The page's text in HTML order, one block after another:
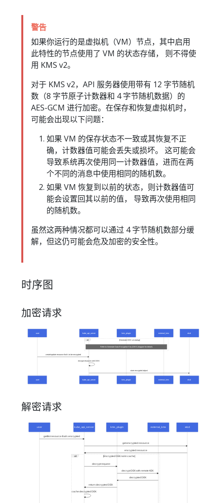
警告
如果你运行的是虚拟机（VM）节点，其中启用
此特性的节点使用了 VM 的状态存储， 则不得使
用 KMS v2。
对于 KMS v2，API 服务器使用带有 12 字节随机
数（8 字节原子计数器和 4 字节随机数据）的
AES-GCM 进行加密。在保存和恢复虚拟机时，
可能会出现以下问题：
如果 VM 的保存状态不一致或其恢复不正
确，计数器值可能会丢失或损坏。 这可能会
导致系统再次使用同一计数器值，进而在两
个不同的消息中使用相同的随机数。
如果 VM 恢复到以前的状态，则计数器值可
能会设置回其以前的值， 导致再次使用相同
的随机数。
虽然这两种情况都可以通过 4 字节随机数部分缓
解，但这仍可能会危及加密的安全性。
时序图
加密请求
解密请求